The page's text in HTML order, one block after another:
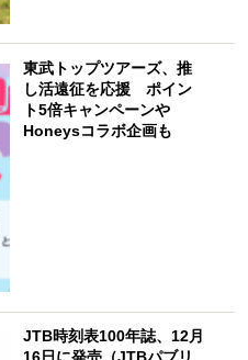
東武トップツアーズ、推
し活遠征を応援 ポイン
ト5倍キャンペーンや
Honeysコラボ企画も
JTB時刻表100年誌、12月